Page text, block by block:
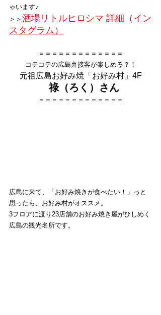
ゃいます♪
＞＞ 酒場リトルヒロシマ 詳細（イン
スタグラム）
＝＝＝＝＝＝＝＝＝＝＝＝＝
コテコテの広島弁接客が楽しめる？！
元祖広島お好み焼「お好み村」4F
祿（ろく）さん
＝＝＝＝＝＝＝＝＝＝＝＝＝
広島に来て、「お好み焼きが食べたい！」っと
思ったら、お好み村がオススメ。
3フロアに渡り23店舗のお好み焼き屋がひしめく
広島の観光名所です。